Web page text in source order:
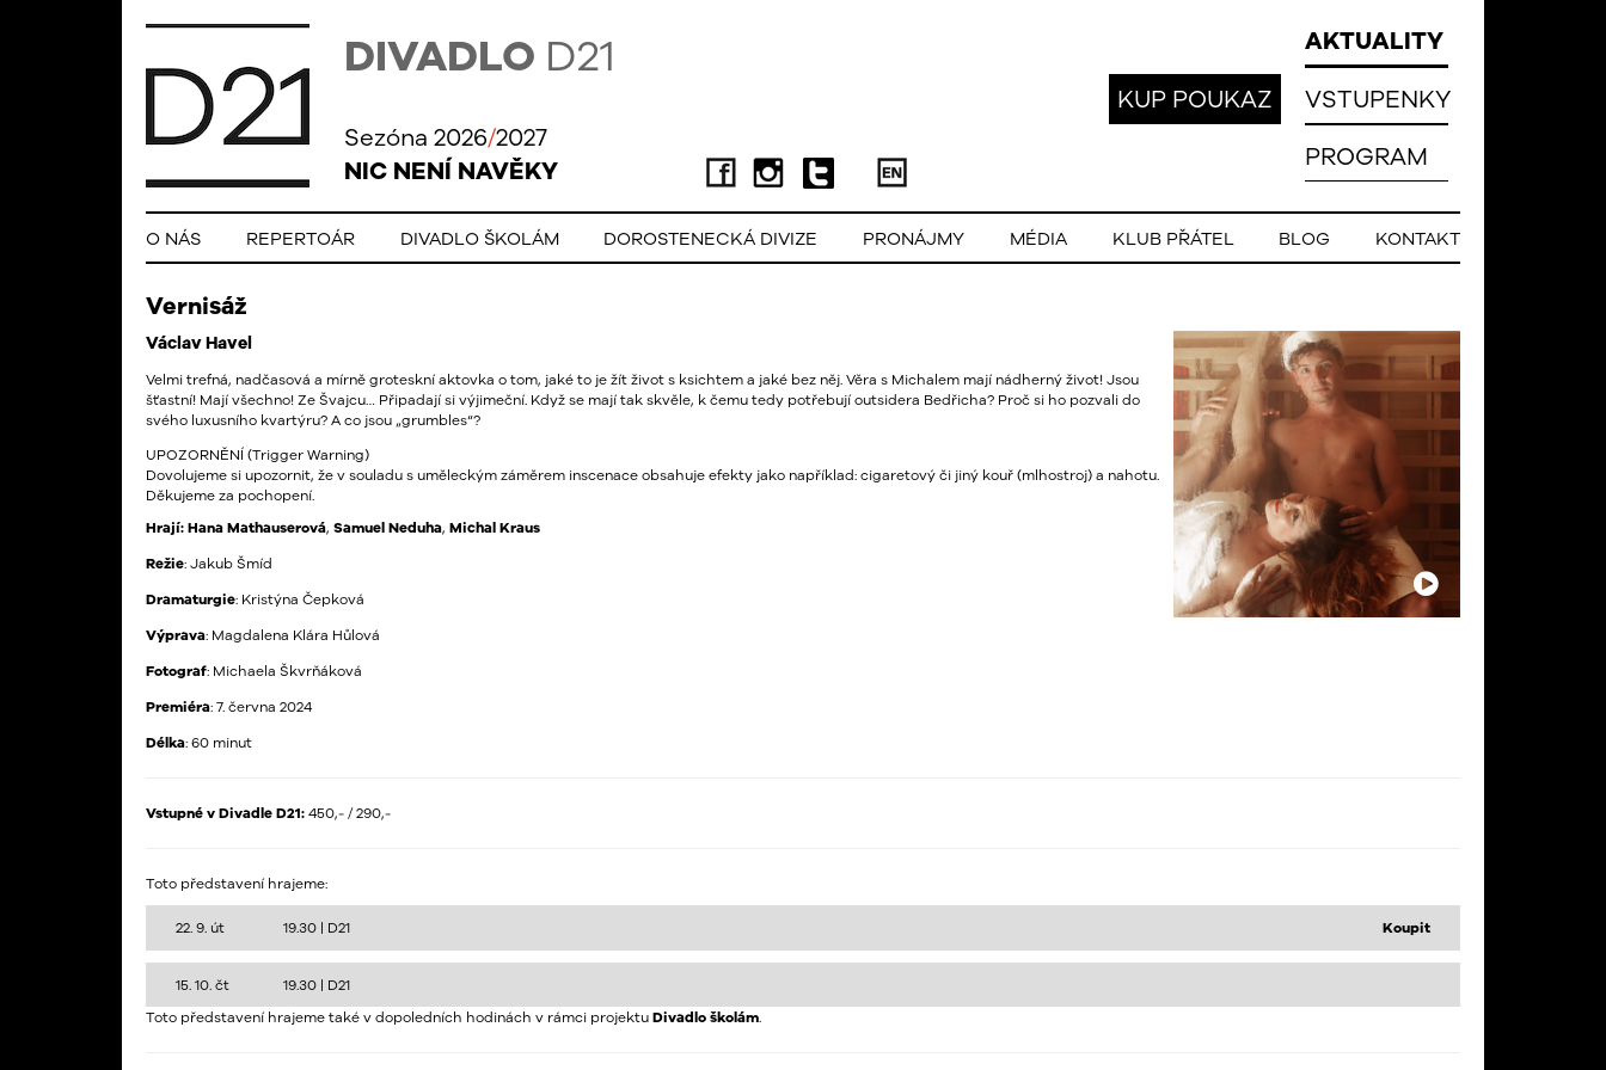
DIVADLO D21
Sezóna 2026/2027
NIC NENÍ NAVĚKY
AKTUALITY
VSTUPENKY
PROGRAM
KUP POUKAZ
O NÁS REPERTOÁR DIVADLO ŠKOLÁM DOROSTENECKÁ DIVIZE PRONÁJMY MÉDIA KLUB PŘÁTEL BLOG KONTAKT
Vernisáž
Václav Havel
Velmi trefná, nadčasová a mírně groteskní aktovka o tom, jaké to je žít život s ksichtem a jaké bez něj. Věra s Michalem mají nádherný život! Jsou
šťastní! Mají všechno! Ze Švajcu… Připadají si výjimeční. Když se mají tak skvěle, k čemu tedy potřebují outsidera Bedřicha? Proč si ho pozvali do
svého luxusního kvartýru? A co jsou „grumbles“?
UPOZORNĚNÍ (Trigger Warning)
Dovolujeme si upozornit, že v souladu s uměleckým záměrem inscenace obsahuje efekty jako například: cigaretový či jiný kouř (mlhostroj) a nahotu.
Děkujeme za pochopení.
Hrají: Hana Mathauserová, Samuel Neduha, Michal Kraus
Režie: Jakub Šmíd
Dramaturgie: Kristýna Čepková
Výprava: Magdalena Klára Hůlová
Fotograf: Michaela Škvrňáková
Premiéra: 7. června 2024
Délka: 60 minut
Vstupné v Divadle D21: 450,- / 290,-
Toto představení hrajeme:
22. 9. út 19.30 | D21 Koupit
15. 10. čt 19.30 | D21
Toto představení hrajeme také v dopoledních hodinách v rámci projektu Divadlo školám